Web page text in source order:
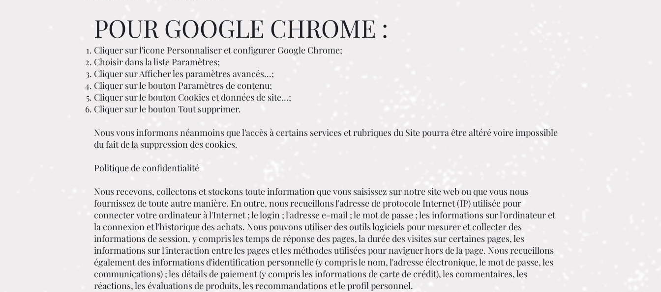
POUR GOOGLE CHROME :
Cliquer sur l'icone Personnaliser et configurer Google Chrome;
Choisir dans la liste Paramètres;
Cliquer sur Afficher les paramètres avancés...;
Cliquer sur le bouton Paramètres de contenu;
Cliquer sur le bouton Cookies et données de site...;
Cliquer sur le bouton Tout supprimer.
Nous vous informons néanmoins que l’accès à certains services et rubriques du Site pourra être altéré voire impossible
du fait de la suppression des cookies.
Politique de confidentialité
Nous recevons, collectons et stockons toute information que vous saisissez sur notre site web ou que vous nous
fournissez de toute autre manière. En outre, nous recueillons l'adresse de protocole Internet (IP) utilisée pour
connecter votre ordinateur à l'Internet ; le login ; l'adresse e-mail ; le mot de passe ; les informations sur l'ordinateur et
la connexion et l'historique des achats. Nous pouvons utiliser des outils logiciels pour mesurer et collecter des
informations de session, y compris les temps de réponse des pages, la durée des visites sur certaines pages, les
informations sur l'interaction entre les pages et les méthodes utilisées pour naviguer hors de la page. Nous recueillons
également des informations d'identification personnelle (y compris le nom, l'adresse électronique, le mot de passe, les
communications) ; les détails de paiement (y compris les informations de carte de crédit), les commentaires, les
réactions, les évaluations de produits, les recommandations et le profil personnel.